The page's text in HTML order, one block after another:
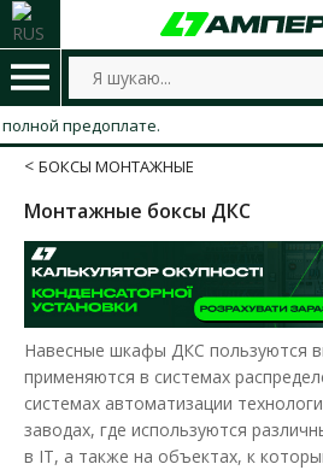
предоплате.
БОКСЫ МОНТАЖНЫЕ
Монтажные боксы ДКС
Навесные шкафы ДКС пользуются
применяются в системах
системах автоматизации
заводах, где используются
в IT, а также на объектах, к